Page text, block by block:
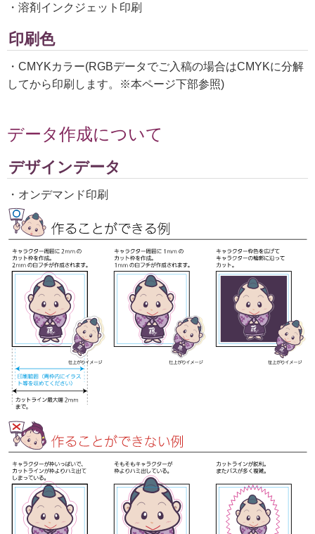
・溶剤インクジェット印刷
印刷色
・CMYKカラー(RGBデータでご入稿の場合はCMYKに分解
してから印刷します。※本ページ下部参照)
データ作成について
デザインデータ
・オンデマンド印刷